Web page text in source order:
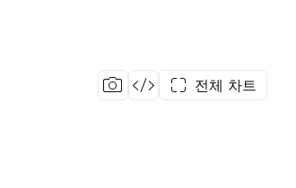
전체 차트